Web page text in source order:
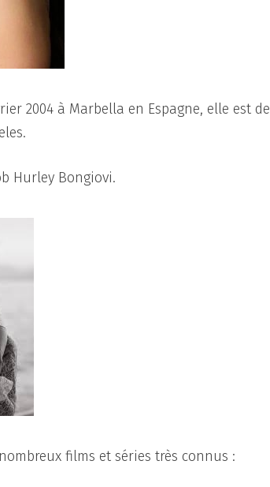
2004 à Marbella en Espagne, elle
Hurley Bongiovi.
films et séries très connus :